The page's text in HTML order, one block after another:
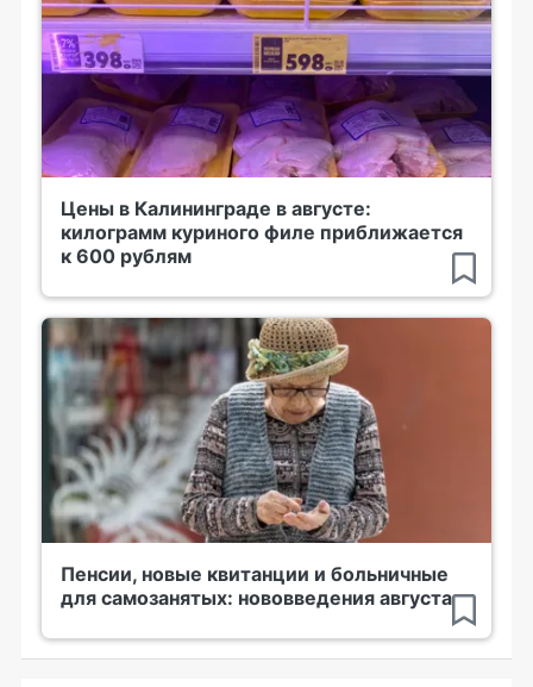
Цены в Калининграде в августе:
килограмм куриного филе приближается
к 600 рублям
Пенсии, новые квитанции и больничные
для самозанятых: нововведения августа